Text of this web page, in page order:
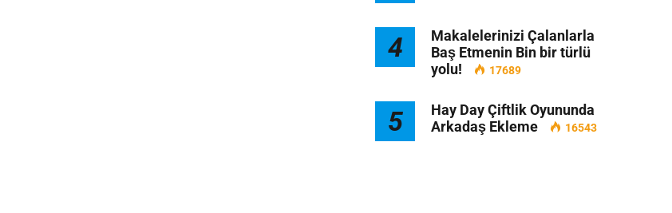
4
Makalelerinizi Çalanlarla
Baş Etmenin Bin bir türlü
yolu!
17689
5
Hay Day Çiftlik Oyununda
Arkadaş Ekleme
16543